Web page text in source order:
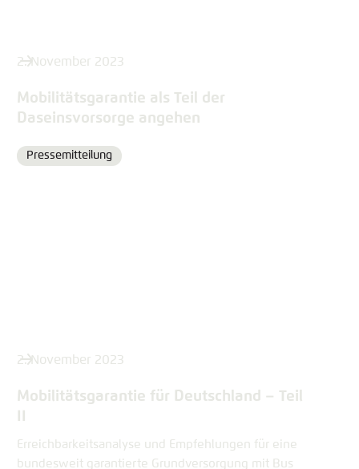
2. November 2023
Mobilitätsgarantie als Teil der
Daseinsvorsorge angehen
Format
Pressemitteilung
2. November 2023
Mobilitätsgarantie für Deutschland – Teil
Erreichbarkeitsanalyse und Empfehlungen für eine
bundesweit garantierte Grundversorgung mit Bus